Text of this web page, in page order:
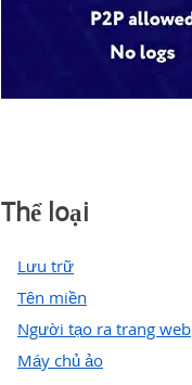
Thể loại
Lưu trữ
Tên miền
Người tạo ra trang web
Máy chủ ảo